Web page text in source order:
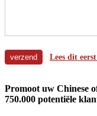
Lees dit
Promoot uw Chinese
750.000 potentiële